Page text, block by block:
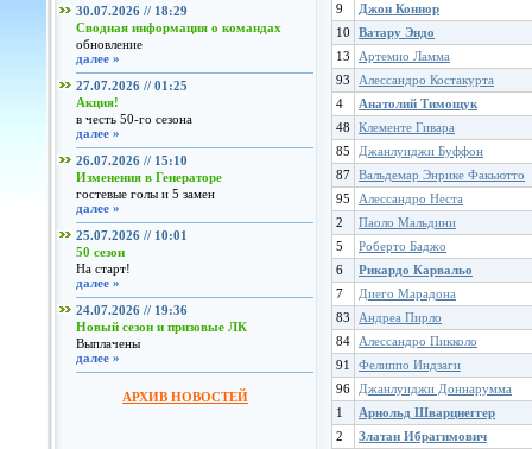
30.07.2026 // 18:29
Сводная информация о командах
обновление
далее »
27.07.2026 // 01:25
Акция!
в честь 50-го сезона
далее »
26.07.2026 // 15:10
Изменения в Генераторе
гостевые голы и 5 замен
далее »
25.07.2026 // 10:01
50 сезон
На старт!
далее »
24.07.2026 // 19:36
Новый сезон и призовые ЛК
Выплачены
далее »
АРХИВ НОВОСТЕЙ
9
Джон Коннор
10
Ватару Эндо
13
Артемио Ламма
93
Алессандро Костакурта
4
Анатолий Тимощук
48
Клементе Гивара
85
Джанлуиджи Буффон
87 Вальдемар Энрике Факьютто
95
Алессандро Неста
2
Паоло Мальдини
5
Роберто Баджо
6
Рикардо Карвальо
7
Диего Марадона
83
Андреа Пирло
84
Алессандро Пикколо
91
Фелиппо Индзаги
96
Джанлуиджи Доннарумма
1
Арнольд Шварцнеггер
2
Златан Ибрагимович